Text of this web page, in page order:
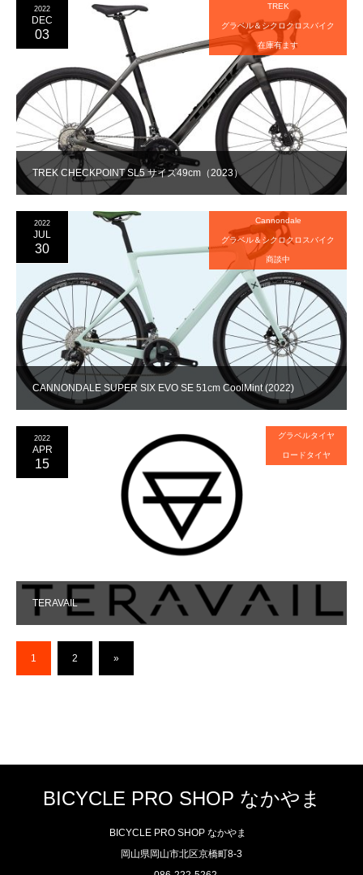
TREK CHECKPOINT SL5 サイズ49cm（2023）
2022
DEC
03
TREK
グラベル＆シクロクロスバイク
在庫有ます
CANNONDALE SUPER SIX EVO SE 51cm CoolMint (2022)
2022
JUL
30
Cannondale
グラベル＆シクロクロスバイク
商談中
TERAVAIL
2022
APR
15
グラベルタイヤ
ロードタイヤ
1 2 »
BICYCLE PRO SHOP なかやま
BICYCLE PRO SHOP なかやま
岡山県岡山市北区京橋町8-3